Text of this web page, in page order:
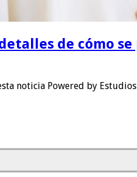
de cómo
noticia Powered by